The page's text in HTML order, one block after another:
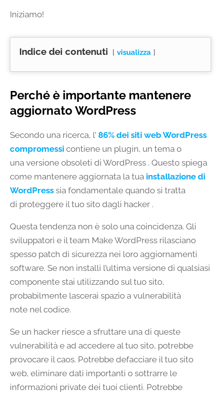
Iniziamo!
Indice dei contenuti visualizza
Perché è importante mantenere
aggiornato WordPress
Secondo una ricerca, l’ 86% dei siti web WordPress
compromessi contiene un plugin, un tema o
una versione obsoleti di WordPress . Questo spiega
come mantenere aggiornata la tua installazione di
WordPress sia fondamentale quando si tratta
di proteggere il tuo sito dagli hacker .
Questa tendenza non è solo una coincidenza. Gli
sviluppatori e il team Make WordPress rilasciano
spesso patch di sicurezza nei loro aggiornamenti
software. Se non installi l’ultima versione di qualsiasi
componente stai utilizzando sul tuo sito,
probabilmente lascerai spazio a vulnerabilità
note nel codice.
Se un hacker riesce a sfruttare una di queste
vulnerabilità e ad accedere al tuo sito, potrebbe
provocare il caos. Potrebbe defacciare il tuo sito
web, eliminare dati importanti o sottrarre le
informazioni private dei tuoi clienti. Potrebbe